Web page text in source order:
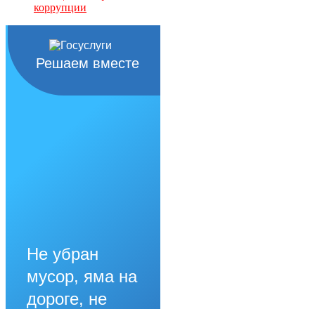
коррупции
Решаем вместе
Не убран
мусор, яма на
дороге, не